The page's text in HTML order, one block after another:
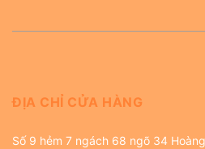
ĐỊA CHỈ CỬA HÀNG
Số 9 hẻm 7 ngách 68 ngõ 34